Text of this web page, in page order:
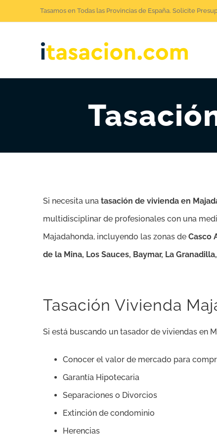
Tasamos en Todas las Provincias de España. Solicite
Si necesita una tasación de vivienda en
multidisciplinar de profesionales con una
Majadahonda, incluyendo las zonas de Casco
de la Mina, Los Sauces, Baymar, La
Tasación Vivienda
Si está buscando un tasador de viviendas en
Conocer el valor de mercado para
Garantía Hipotecaria
Separaciones o Divorcios
Extinción de condominio
Herencias